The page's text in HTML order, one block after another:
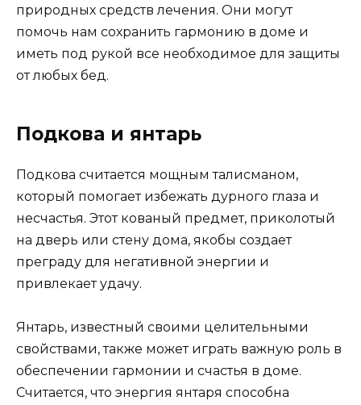
природных средств лечения. Они могут
помочь нам сохранить гармонию в доме и
иметь под рукой все необходимое для защиты
от любых бед.
Подкова и янтарь
Подкова считается мощным талисманом,
который помогает избежать дурного глаза и
несчастья. Этот кованый предмет, приколотый
на дверь или стену дома, якобы создает
преграду для негативной энергии и
привлекает удачу.
Янтарь, известный своими целительными
свойствами, также может играть важную роль в
обеспечении гармонии и счастья в доме.
Считается, что энергия янтаря способна